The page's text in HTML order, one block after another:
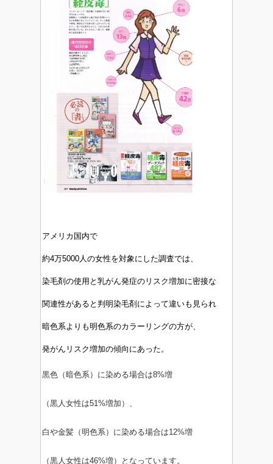
アメリカ国内で
約4万5000人の女性を対象にした調査では、
染毛剤の使用と乳がん発症のリスク増加に密接な
関連性があると判明染毛剤によって違いも見られ
暗色系よりも明色系のカラーリングの方が、
発がんリスク増加の傾向にあった。
黒色（暗色系）に染める場合は8%増
（黒人女性は51%増加）、
白や金髪（明色系）に染める場合は12%増
（黒人女性は46%増）となっています。